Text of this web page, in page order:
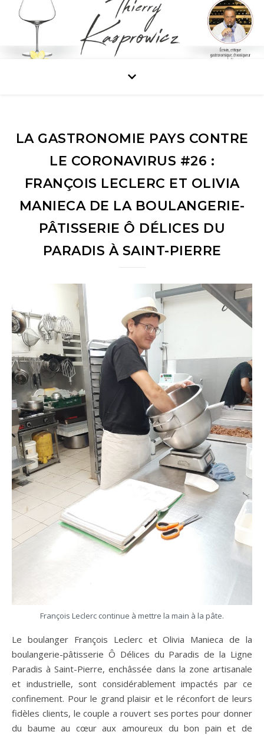
LA GASTRONOMIE PAYS CONTRE
LE CORONAVIRUS #26 :
FRANÇOIS LECLERC ET OLIVIA
MANIECA DE LA BOULANGERIE-
PÂTISSERIE Ô DÉLICES DU
PARADIS À SAINT-PIERRE
François Leclerc continue à mettre la main à la pâte.
Le boulanger François Leclerc et Olivia Manieca de la
boulangerie-pâtisserie Ô Délices du Paradis de la Ligne
Paradis à Saint-Pierre, enchâssée dans la zone artisanale
et industrielle, sont considérablement impactés par ce
confinement. Pour le grand plaisir et le réconfort de leurs
fidèles clients, le couple a rouvert ses portes pour donner
du baume au cœur aux amoureux du bon pain et de